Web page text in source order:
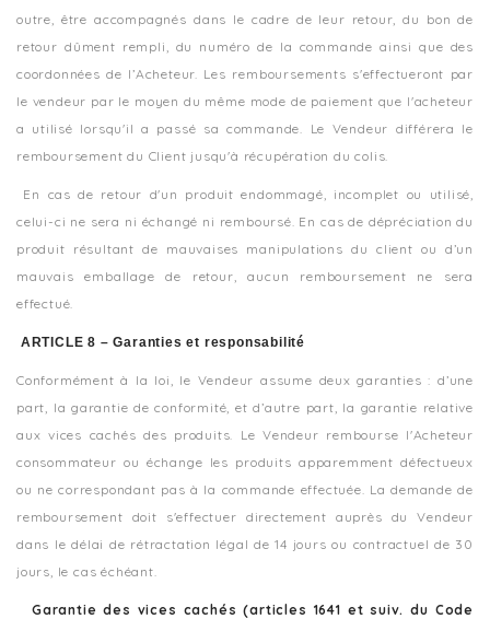
outre, être accompagnés dans le cadre de leur retour, du bon de
retour dûment rempli, du numéro de la commande ainsi que des
coordonnées de l’Acheteur. Les remboursements s'effectueront par
le vendeur par le moyen du même mode de paiement que l'acheteur
a utilisé lorsqu'il a passé sa commande. Le Vendeur différera le
remboursement du Client jusqu'à récupération du colis.
En cas de retour d'un produit endommagé, incomplet ou utilisé,
celui-ci ne sera ni échangé ni remboursé. En cas de dépréciation du
produit résultant de mauvaises manipulations du client ou d’un
mauvais emballage de retour, aucun remboursement ne sera
effectué.
ARTICLE 8 – Garanties et responsabilité
Conformément à la loi, le Vendeur assume deux garanties : d’une
part, la garantie de conformité, et d’autre part, la garantie relative
aux vices cachés des produits. Le Vendeur rembourse l'Acheteur
consommateur ou échange les produits apparemment défectueux
ou ne correspondant pas à la commande effectuée. La demande de
remboursement doit s'effectuer directement auprès du Vendeur
dans le délai de rétractation légal de 14 jours ou contractuel de 30
jours, le cas échéant.
Garantie des vices cachés (articles 1641 et suiv. du Code